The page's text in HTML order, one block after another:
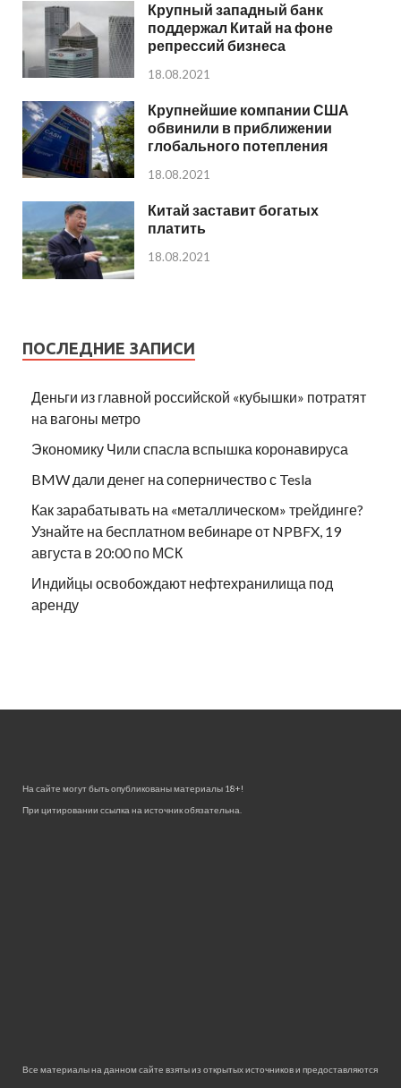
Крупный западный банк
поддержал Китай на фоне
репрессий бизнеса
18.08.2021
Крупнейшие компании США
обвинили в приближении
глобального потепления
18.08.2021
Китай заставит богатых
платить
18.08.2021
ПОСЛЕДНИЕ ЗАПИСИ
Деньги из главной российской «кубышки» потратят
на вагоны метро
Экономику Чили спасла вспышка коронавируса
BMW дали денег на соперничество с Tesla
Как зарабатывать на «металлическом» трейдинге?
Узнайте на бесплатном вебинаре от NPBFX, 19
августа в 20:00 по МСК
Индийцы освобождают нефтехранилища под
аренду
На сайте могут быть опубликованы материалы 18+!
При цитировании ссылка на источник обязательна.
Все материалы на данном сайте взяты из открытых источников и предоставляются